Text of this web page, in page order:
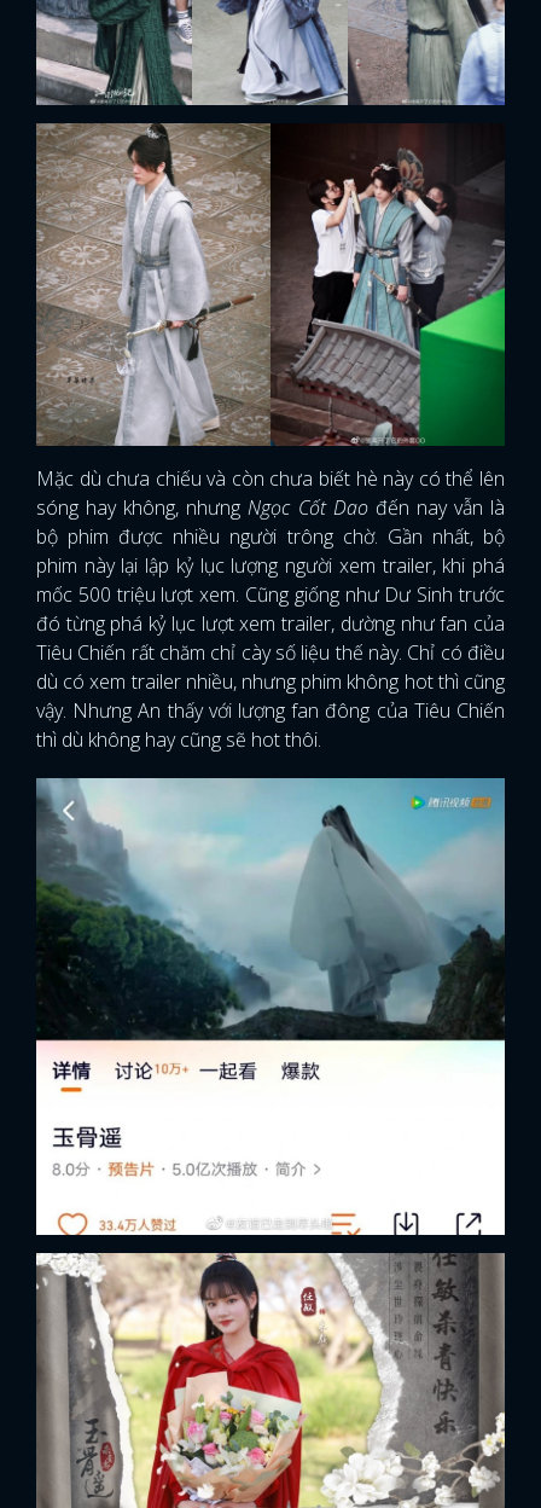
FACEBOOK GOOGLE
Mặc dù chưa chiếu và còn chưa biết hè này có thể lên
sóng hay không, nhưng Ngọc Cốt Daođến nay vẫn là
bộ phim được nhiều người trông chờ. Gần nhất, bộ
phim này lại lập kỷ lục lượng người xem trailer, khi phá
mốc 500 triệu lượt xem. Cũng giống như Dư Sinh trước
đó từng phá kỷ lục lượt xem trailer, dường như fan của
Tiêu Chiến rất chăm chỉ cày số liệu thế này. Chỉ có điều
dù có xem trailer nhiều, nhưng phim không hot thì cũng
vậy. Nhưng An thấy với lượng fan đông của Tiêu Chiến
thì dù không hay cũng sẽ hot thôi.